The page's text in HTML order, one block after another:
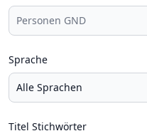
Sprache
Titel Stichwörter